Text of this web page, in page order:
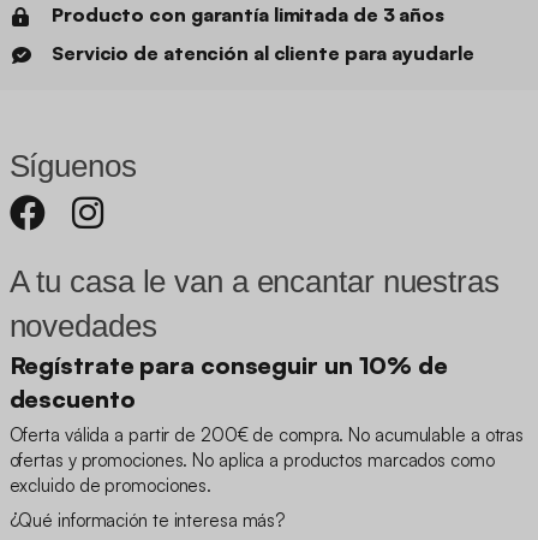
Producto con garantía limitada de 3 años
Servicio de atención al cliente para ayudarle
Síguenos
A tu casa le van a encantar nuestras
novedades
Regístrate para conseguir un 10% de
descuento
Oferta válida a partir de 200€ de compra. No acumulable a otras
ofertas y promociones. No aplica a productos marcados como
excluido de promociones.
¿Qué información te interesa más?